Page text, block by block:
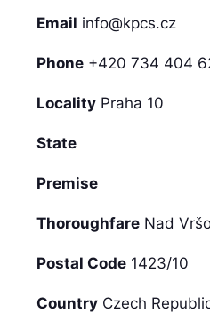
Email info@kpcs.cz
Phone +420 734 404
Locality Praha 10
State
Premise
Thoroughfare Nad
Postal Code 1423/10
Country Czech